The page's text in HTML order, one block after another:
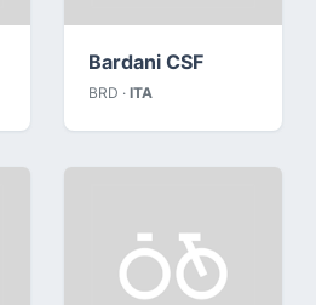
Bardani CSF
BRD · ITA